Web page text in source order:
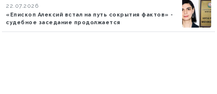
22.07.2026
«Епископ Алексий встал на путь сокрытия фактов» -
судебное заседание продолжается